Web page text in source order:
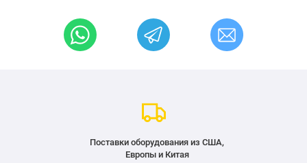
Поставки оборудования из США,
Европы и Китая